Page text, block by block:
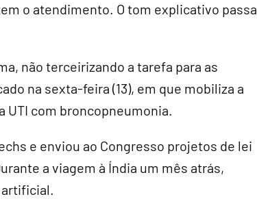
o atendimento. O tom explicativo passa
não terceirizando a tarefa para as
na sexta-feira (13), em que mobiliza a
UTI com broncopneumonia.
e enviou ao Congresso projetos de lei
a viagem à Índia um mês atrás,